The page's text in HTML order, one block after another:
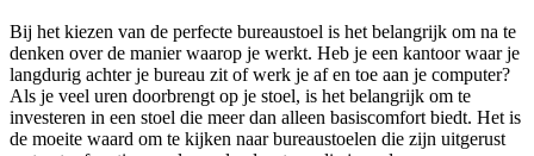
Bij het kiezen van de perfecte bureaustoel is het belangrijk om na te
denken over de manier waarop je werkt. Heb je een kantoor waar je
langdurig achter je bureau zit of werk je af en toe aan je computer?
Als je veel uren doorbrengt op je stoel, is het belangrijk om te
investeren in een stoel die meer dan alleen basiscomfort biedt. Het is
de moeite waard om te kijken naar bureaustoelen die zijn uitgerust